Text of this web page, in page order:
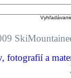
fotografií a